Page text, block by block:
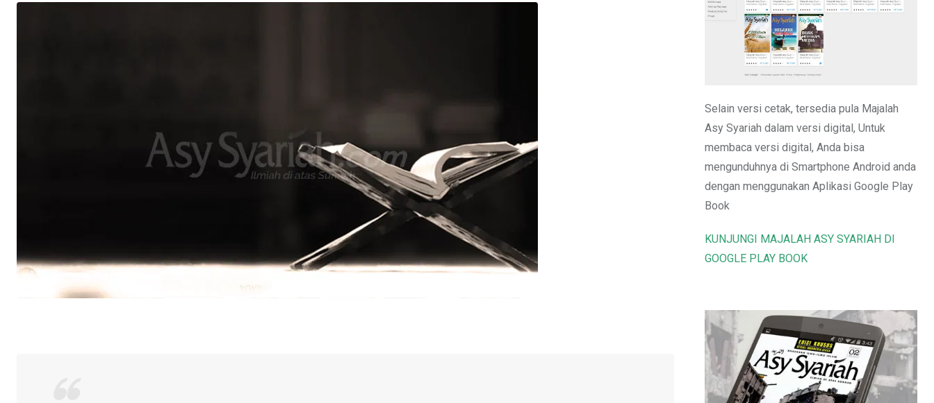
Selain versi cetak, tersedia pula Majalah
Asy Syariah dalam versi digital, Untuk
membaca versi digital, Anda bisa
mengunduhnya di Smartphone Android anda
dengan menggunakan Aplikasi Google Play
Book
KUNJUNGI MAJALAH ASY SYARIAH DI
GOOGLE PLAY BOOK